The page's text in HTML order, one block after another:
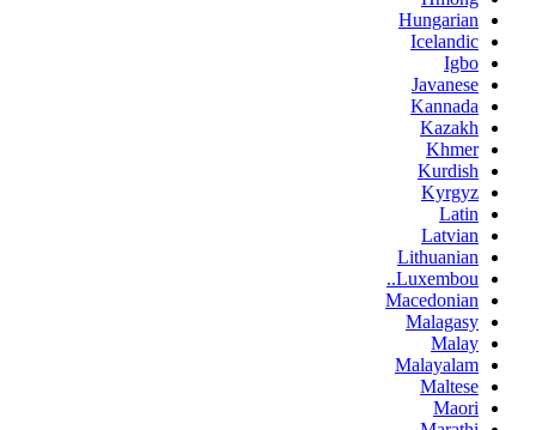
Hungarian
Icelandic
Igbo
Javanese
Kannada
Kazakh
Khmer
Kurdish
Kyrgyz
Latin
Latvian
Lithuanian
Luxembou..
Macedonian
Malagasy
Malay
Malayalam
Maltese
Maori